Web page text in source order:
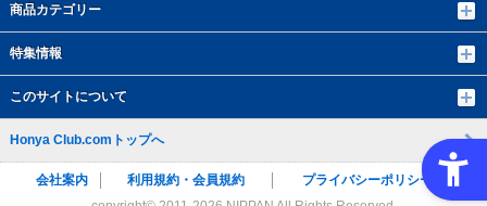
商品カテゴリー
特集情報
このサイトについて
Honya Club.comトップへ
会社案内 利用規約・会員規約
プライバシーポリシー